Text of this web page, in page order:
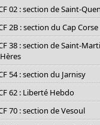
02 : section de Saint-
2B : section du Cap Corse
38 : section de Saint-
54 : section du Jarnisy
62 : Liberté Hebdo
70 : section de Vesoul